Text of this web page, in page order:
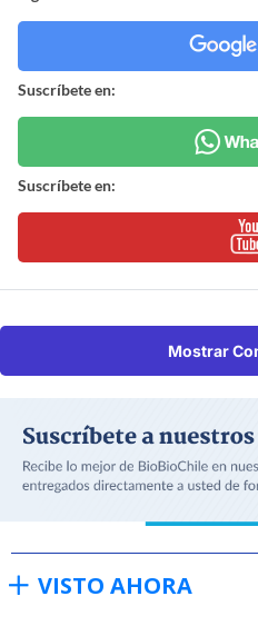
Suscríbete en:
Suscríbete en:
Mostrar
VISTO AHORA